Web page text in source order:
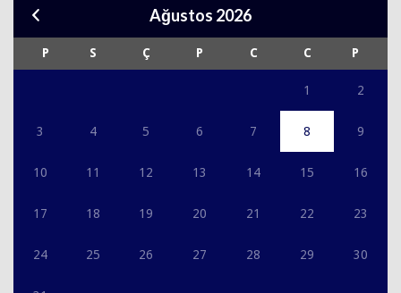
Ağustos 2026
P S Ç P C C P
1 2
3 4 5 6 7 8 9
10 11 12 13 14 15 16
17 18 19 20 21 22 23
24 25 26 27 28 29 30